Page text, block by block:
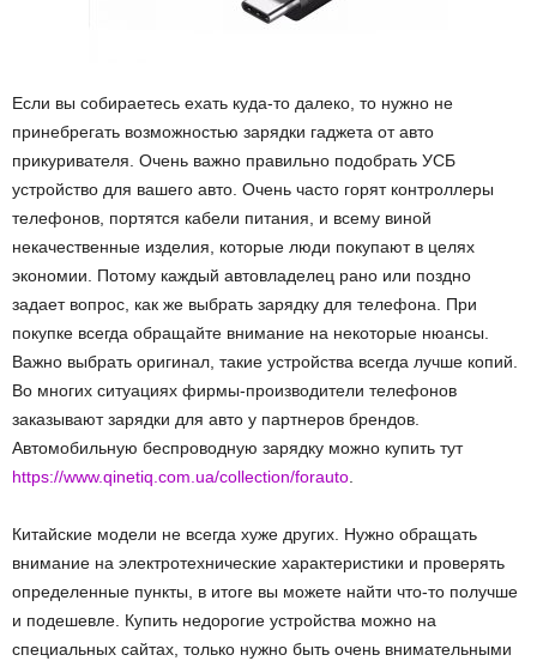
Если вы собираетесь ехать куда-то далеко, то нужно не
принебрегать возможностью зарядки гаджета от авто
прикуривателя. Очень важно правильно подобрать УСБ
устройство для вашего авто. Очень часто горят контроллеры
телефонов, портятся кабели питания, и всему виной
некачественные изделия, которые люди покупают в целях
экономии. Потому каждый автовладелец рано или поздно
задает вопрос, как же выбрать зарядку для телефона. При
покупке всегда обращайте внимание на некоторые нюансы.
Важно выбрать оригинал, такие устройства всегда лучше копий.
Во многих ситуациях фирмы-производители телефонов
заказывают зарядки для авто у партнеров брендов.
Автомобильную беспроводную зарядку можно купить тут
https://www.qinetiq.com.ua/collection/forauto
Китайские модели не всегда хуже других. Нужно обращать
внимание на электротехнические характеристики и проверять
определенные пункты, в итоге вы можете найти что-то получше
и подешевле. Купить недорогие устройства можно на
специальных сайтах, только нужно быть очень внимательными